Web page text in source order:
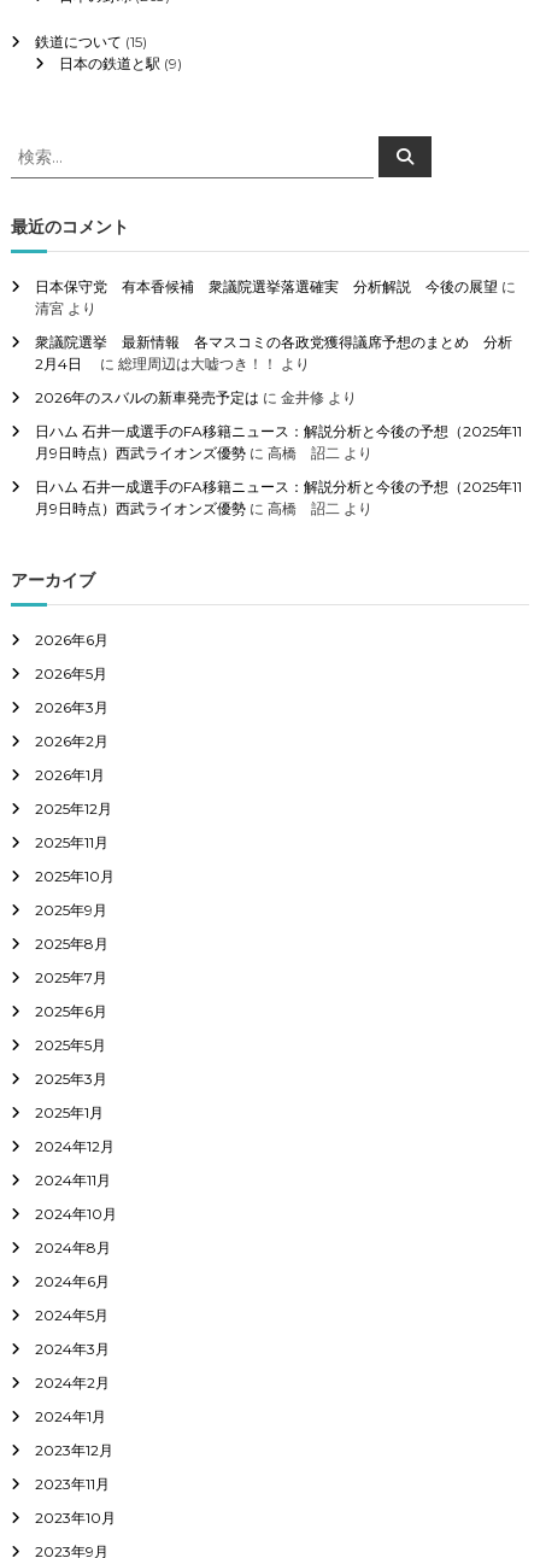
鉄道について (15)
日本の鉄道と駅 (9)
検
索
象
:
検
索
最近のコメント
日本保守党 有本香候補 衆議院選挙落選確実 分析解説 今後の展望 に
清宮より
衆議院選挙 最新情報 各マスコミの各政党獲得議席予想のまとめ 分析
2月4日
に 総理周辺は大嘘つき！！ より
2026年のスバルの新車発売予定は に 金井修より
日ハム 石井一成選手のFA移籍ニュース：解説分析と今後の予想（2025年11
月9日時点）西武ライオンズ優勢に 高橋 詔二より
日ハム 石井一成選手のFA移籍ニュース：解説分析と今後の予想（2025年11
月9日時点）西武ライオンズ優勢に 高橋 詔二より
アーカイブ
2026年6月
2026年5月
2026年3月
2026年2月
2026年1月
2025年12月
2025年11月
2025年10月
2025年9月
2025年8月
2025年7月
2025年6月
2025年5月
2025年3月
2025年1月
2024年12月
2024年11月
2024年10月
2024年8月
2024年6月
2024年5月
2024年3月
2024年2月
2024年1月
2023年12月
2023年11月
2023年10月
2023年9月